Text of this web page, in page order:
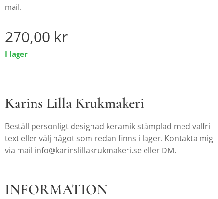
mail.
270,00 kr
I lager
Karins Lilla Krukmakeri
Beställ personligt designad keramik stämplad med valfri
text eller välj något som redan finns i lager. Kontakta mig
via mail info@karinslillakrukmakeri.se eller DM.
INFORMATION